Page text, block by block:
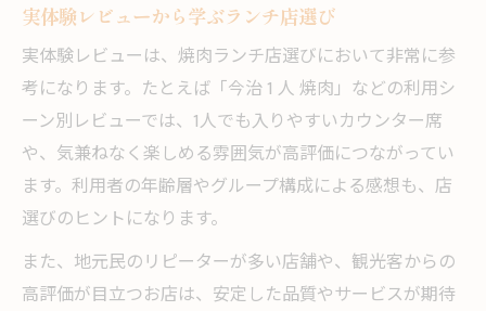
実体験レビューから学ぶランチ店選び
実体験レビューは、焼肉ランチ店選びにおいて非常に参
考になります。たとえば「今治 1 人 焼肉」などの利用シ
ーン別レビューでは、1人でも入りやすいカウンター席
や、気兼ねなく楽しめる雰囲気が高評価につながってい
ます。利用者の年齢層やグループ構成による感想も、店
選びのヒントになります。
また、地元民のリピーターが多い店舗や、観光客からの
高評価が目立つお店は、安定した品質やサービスが期待